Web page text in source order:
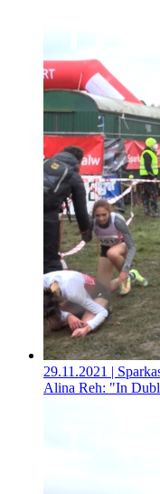
29.11.2021 |
Alina Reh: "In